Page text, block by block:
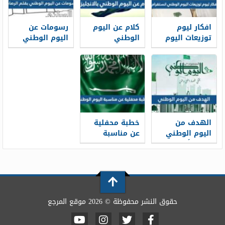
افكار ليوم
توزيعات اليوم
الوطني
انستقرام 2026 ،
توزيعات مبتكرة
لليوم الوطني
1448
كلام عن اليوم
الوطني
بالانجليزي 1448
رسومات عن
اليوم الوطني
بقلم الرصاص
الهدف من
اليوم الوطني
1448 وأهمية
خطبة محفلية
عن مناسبة
اليوم الوطني
حقوق النشر محفوظة © 2026 موقع المرجع